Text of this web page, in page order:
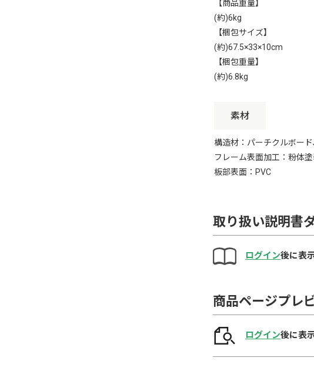
【商品重量】
(約)6kg
【梱包サイズ】
(約)67.5×33×10cm
【梱包重量】
(約)6.8kg
素材
構造材：パーチクルボー
フレーム表面加工：粉体
板部表面：PVC
取り扱い説明書
ログイン後に表
商品ページプレ
ログイン後に表